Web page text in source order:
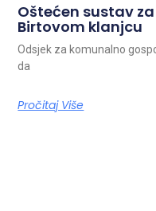
Oštećen sustav
Birtovom klanjcu
Odsjek za komunalno
da
Pročitaj Više